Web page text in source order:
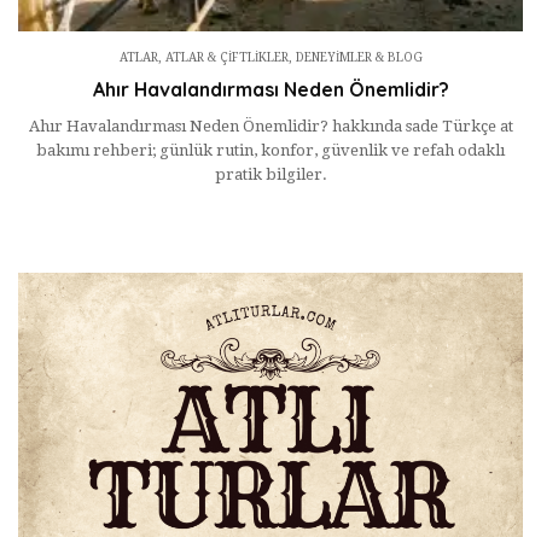
ATLAR, ATLAR & ÇIFTLIKLER, DENEYIMLER & BLOG
Ahır Havalandırması Neden Önemlidir?
Ahır Havalandırması Neden Önemlidir? hakkında sade Türkçe at
bakımı rehberi; günlük rutin, konfor, güvenlik ve refah odaklı
pratik bilgiler.